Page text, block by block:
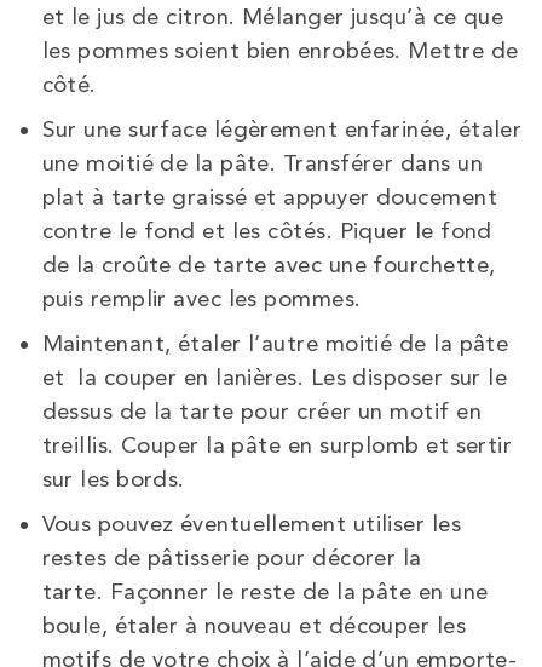
et le jus de citron. Mélanger jusqu’à ce que
les pommes soient bien enrobées. Mettre de
côté.
Sur une surface légèrement enfarinée, étaler
une moitié de la pâte. Transférer dans un
plat à tarte graissé et appuyer doucement
contre le fond et les côtés. Piquer le fond
de la croûte de tarte avec une fourchette,
puis remplir avec les pommes.
Maintenant, étaler l’autre moitié de la pâte
et la couper en lanières. Les disposer sur le
dessus de la tarte pour créer un motif en
treillis. Couper la pâte en surplomb et sertir
sur les bords.
Vous pouvez éventuellement utiliser les
restes de pâtisserie pour décorer la
tarte. Façonner le reste de la pâte en une
boule, étaler à nouveau et découper les
motifs de votre choix à l’aide d’un emporte-